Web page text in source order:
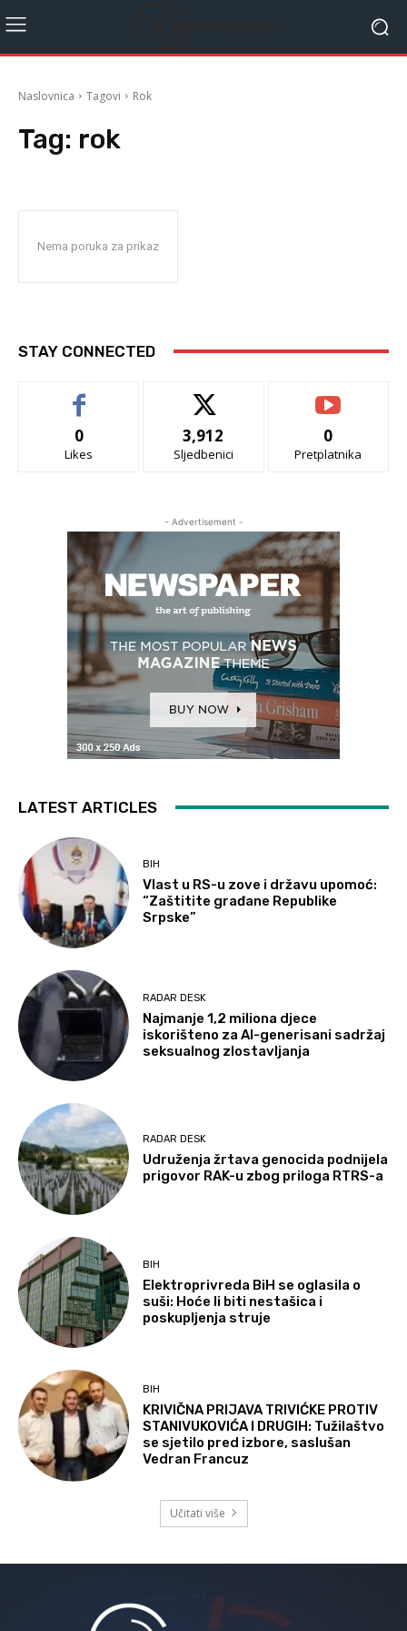
Naslovnica Tagovi Rok
Tag: rok
Nema poruka za prikaz
STAY CONNECTED
0
Likes
3,912
Sljedbenici
0
Pretplatnika
- Advertisement -
LATEST ARTICLES
BIH
Vlast u RS-u zove i državu upomoć:
“Zaštitite građane Republike
Srpske”
RADAR DESK
Najmanje 1,2 miliona djece
iskorišteno za AI-generisani sadržaj
seksualnog zlostavljanja
RADAR DESK
Udruženja žrtava genocida podnijela
prigovor RAK-u zbog priloga RTRS-a
BIH
Elektroprivreda BiH se oglasila o
suši: Hoće li biti nestašica i
poskupljenja struje
BIH
KRIVIČNA PRIJAVA TRIVIĆKE PROTIV
STANIVUKOVIĆA I DRUGIH: Tužilaštvo
se sjetilo pred izbore, saslušan
Vedran Francuz
Učitati više